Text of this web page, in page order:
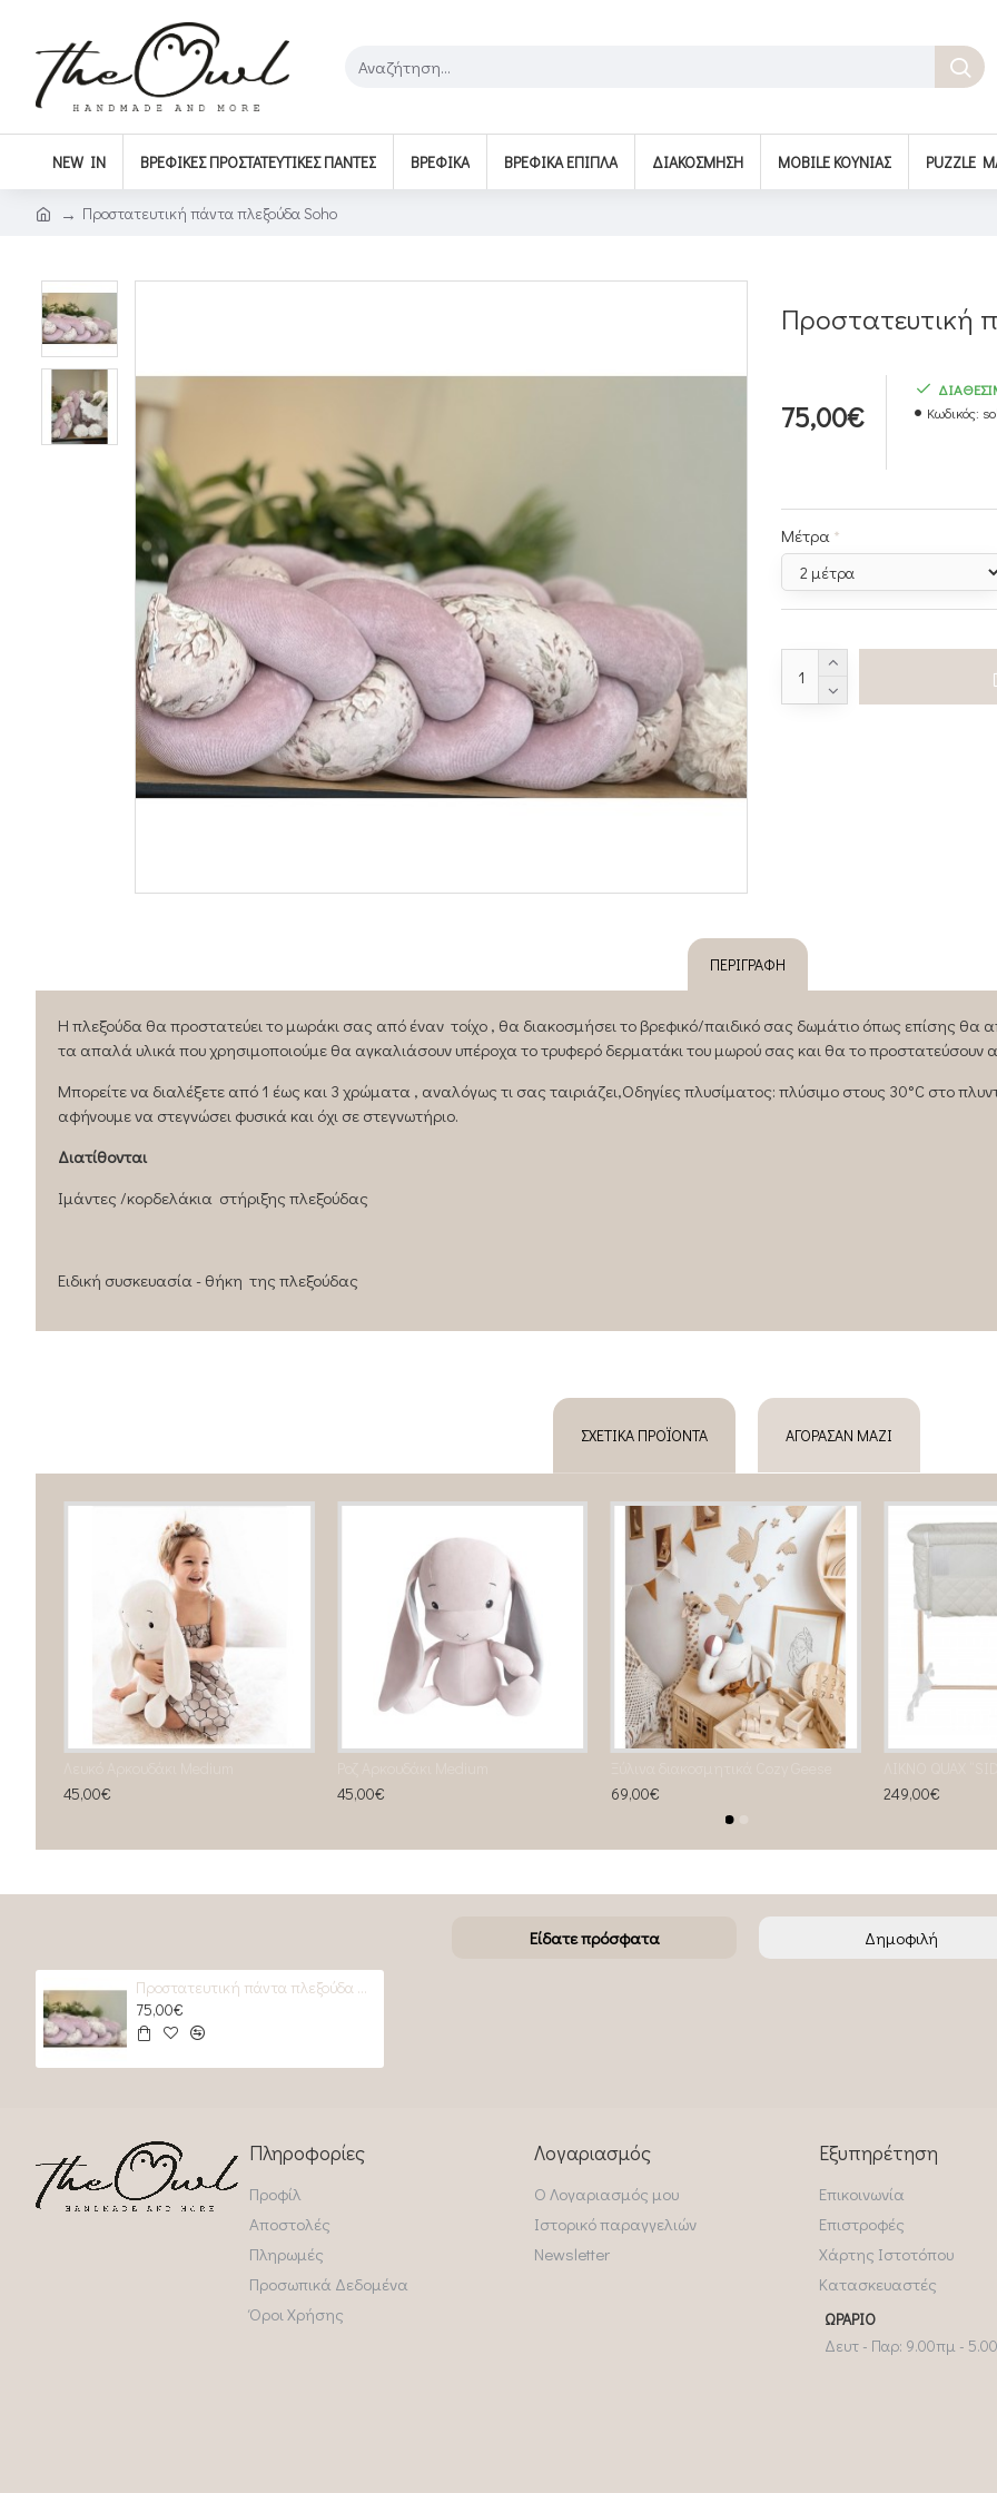
NEW IN ΒΡΕΦΙΚΈΣ ΠΡΟΣΤΑΤΕΥΤΙΚΈΣ ΠΆΝΤΕΣ ΒΡΕΦΙΚΆ BΡΕΦΙΚΆ ΈΠΙΠΛΑ ΔΙΑΚΌΣΜΗΣΗ MOBILE ΚΟΎΝΙΑΣ PUZZLE
Προστατευτική πάντα πλεξούδα Soho
Προστατευτική
75,00€
Κωδικός:
Μέτρα
ΠΕΡΙΓΡΑΦΉ
Η πλεξούδα θα προστατεύει το μωράκι σας από έναν τοίχο , θα διακοσμήσει το βρεφικό/παιδικό σας δωμάτιο όπως επίσης θα
τα απαλά υλικά που χρησιμοποιούμε θα αγκαλιάσουν υπέροχα το τρυφερό δερματάκι του μωρού σας και θα το προστατεύσουν
Μπορείτε να διαλέξετε από 1 έως και 3 χρώματα , αναλόγως τι σας ταιριάζει,Oδηγίες πλυσίματος: πλύσιμο στους 30°C στο
αφήνουμε να στεγνώσει φυσικά και όχι σε στεγνωτήριο.
Διατίθoνται
Ιμάντες /κορδελάκια στήριξης πλεξούδας
Ειδική συσκευασία - θήκη της πλεξούδας
ΣΧΕΤΙΚΆ ΠΡΟΪΌΝΤΑ ΑΓΌΡΑΣΑΝ ΜΑΖΊ
45,00€
45,00€
69,00€
249,00€
Είδατε πρόσφατα Δημοφιλή
Προστατευτική πάντα πλεξούδα Soho
75,00€
Πληροφορίες
Προφίλ
Αποστολές
Πληρωμές
Προσωπικά Δεδομένα
Όροι Χρήσης
Λογαριασμός
Ο Λογαριασμός μου
Ιστορικό παραγγελιών
Newsletter
Εξυπηρέτηση
Επικοινωνία
Επιστροφές
Χάρτης Ιστοτόπου
Κατασκευαστές
ΩΡΆΡΙΟ
Δευτ - Παρ: 9.00πμ -